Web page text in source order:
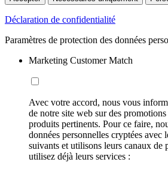
Déclaration de confidentialité
Paramètres de protection des données
Marketing Customer Match
Avec votre accord, nous vous
de notre site web sur des
produits pertinents. Pour ce faire,
données personnelles cryptées avec
suivants et utilisons leurs canaux de
utilisez déjà leurs services :